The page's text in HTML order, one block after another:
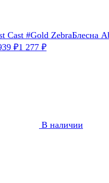
Блесна
₽1 277 ₽
В наличии